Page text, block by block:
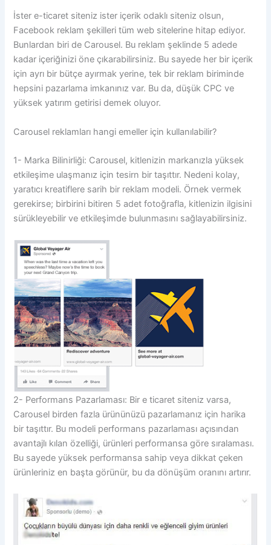
İster e-ticaret siteniz ister içerik odaklı siteniz olsun,
Facebook reklam şekilleri tüm web sitelerine hitap ediyor.
Bunlardan biri de Carousel. Bu reklam şeklinde 5 adede
kadar içeriğinizi öne çıkarabilirsiniz. Bu sayede her bir içerik
için ayrı bir bütçe ayırmak yerine, tek bir reklam biriminde
hepsini pazarlama imkanınız var. Bu da, düşük CPC ve
yüksek yatırım getirisi demek oluyor.
Carousel reklamları hangi emeller için kullanılabilir?
1- Marka Bilinirliği: Carousel, kitlenizin markanızla yüksek
etkileşime ulaşmanız için tesirn bir taşıttır. Nedeni kolay,
yaratıcı kreatiflere sarih bir reklam modeli. Örnek vermek
gerekirse; birbirini bitiren 5 adet fotoğrafla, kitlenizin ilgisini
sürükleyebilir ve etkileşimde bulunmasını sağlayabilirsiniz.
2- Performans Pazarlaması: Bir e ticaret siteniz varsa,
Carousel birden fazla ürününüzü pazarlamanız için harika
bir taşıttır. Bu modeli performans pazarlaması açısından
avantajlı kılan özelliği, ürünleri performansa göre sıralaması.
Bu sayede yüksek performansa sahip veya dikkat çeken
ürünleriniz en başta görünür, bu da dönüşüm oranını artırır.